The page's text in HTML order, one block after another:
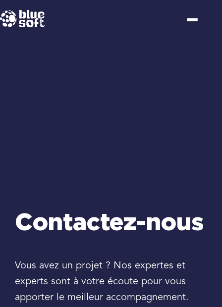
Passer
au
Contactez-nous
Vous avez un projet ? Nos expertes et
experts sont à votre écoute pour vous
apporter le meilleur accompagnement.